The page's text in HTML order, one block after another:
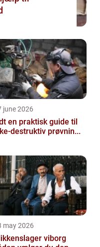
june 2026
guide til
destruktiv prøvnin...
may 2026
viborg